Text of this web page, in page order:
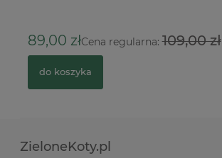
89,00 złCena regularna:109,00 zł
do koszyka
ZieloneKoty.pl